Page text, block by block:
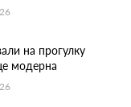
на прогулку
модерна